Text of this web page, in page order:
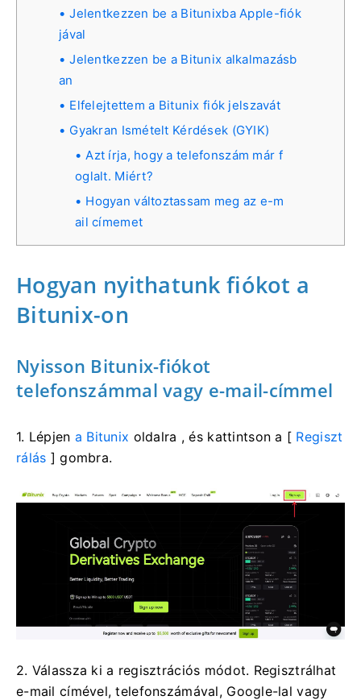
Jelentkezzen be a Bitunixba Apple-fiók
jával
Jelentkezzen be a Bitunix alkalmazásb
an
Elfelejtettem a Bitunix fiók jelszavát
Gyakran Ismételt Kérdések (GYIK)
Azt írja, hogy a telefonszám már f
oglalt. Miért?
Hogyan változtassam meg az e-m
ail címemet
Hogyan nyithatunk fiókot a
Bitunix-on
Nyisson Bitunix-fiókot
telefonszámmal vagy e-mail-címmel
1. Lépjen a Bitunix oldalra , és kattintson a [ Regiszt
rálás ] gombra.
2. Válassza ki a regisztrációs módot. Regisztrálhat
e-mail címével, telefonszámával, Google-lal vagy